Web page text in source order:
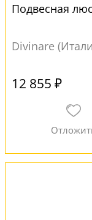
Подвесная
Divinare
12 855 ₽